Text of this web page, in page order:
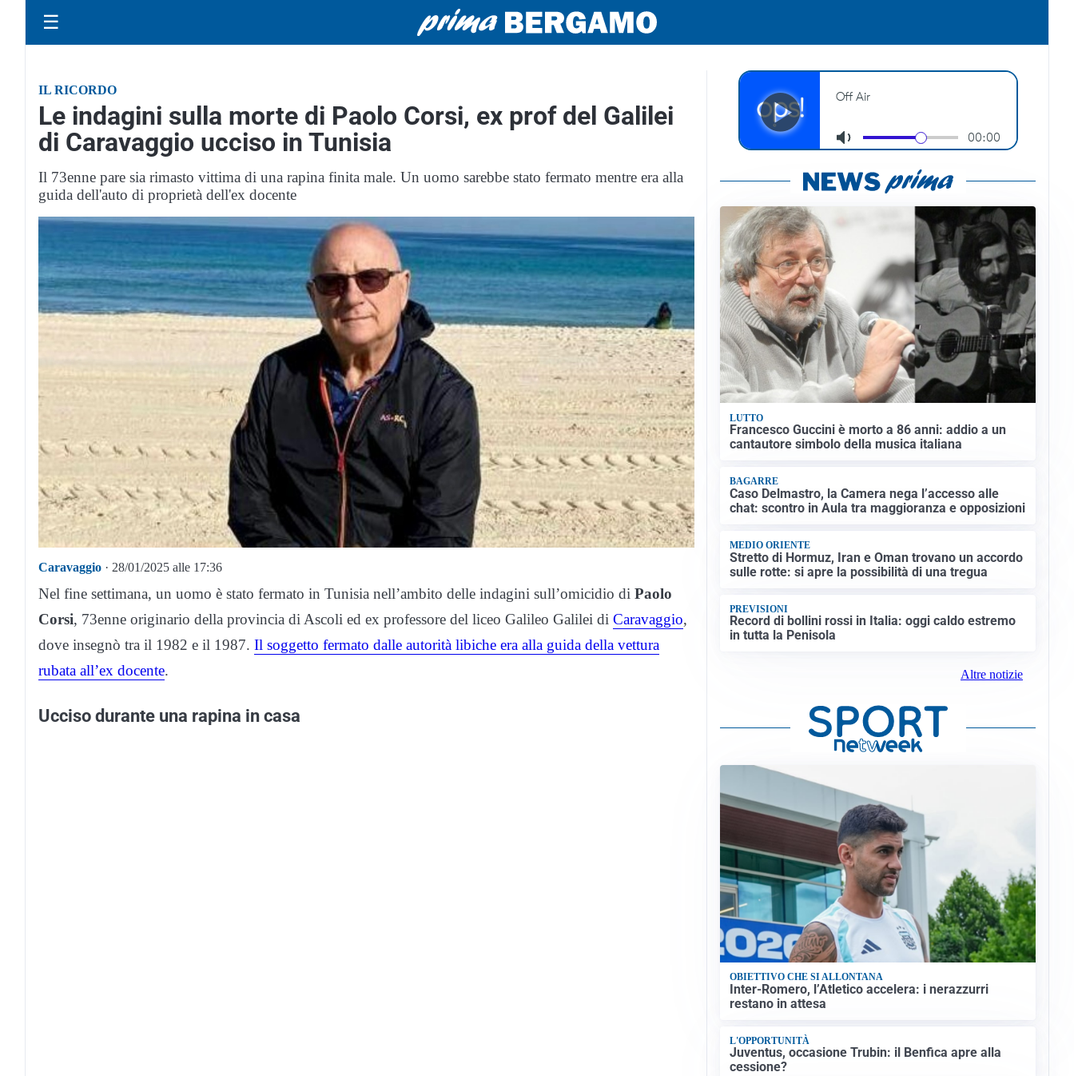
☰
IL RICORDO
Le indagini sulla morte di Paolo Corsi, ex prof del Galilei
di Caravaggio ucciso in Tunisia
Il 73enne pare sia rimasto vittima di una rapina finita male. Un uomo sarebbe stato fermato mentre era alla
guida dell'auto di proprietà dell'ex docente
Caravaggio · 28/01/2025 alle 17:36
Nel fine settimana, un uomo è stato fermato in Tunisia nell’ambito delle indagini sull’omicidio di Paolo
Corsi, 73enne originario della provincia di Ascoli ed ex professore del liceo Galileo Galilei di Caravaggio,
dove insegnò tra il 1982 e il 1987. Il soggetto fermato dalle autorità libiche era alla guida della vettura
rubata all’ex docente.
Ucciso durante una rapina in casa
LUTTO
Francesco Guccini è morto a 86 anni: addio a un
cantautore simbolo della musica italiana
BAGARRE
Caso Delmastro, la Camera nega l’accesso alle
chat: scontro in Aula tra maggioranza e opposizioni
MEDIO ORIENTE
Stretto di Hormuz, Iran e Oman trovano un accordo
sulle rotte: si apre la possibilità di una tregua
PREVISIONI
Record di bollini rossi in Italia: oggi caldo estremo
in tutta la Penisola
Altre notizie
OBIETTIVO CHE SI ALLONTANA
Inter-Romero, l’Atletico accelera: i nerazzurri
restano in attesa
L'OPPORTUNITÀ
Juventus, occasione Trubin: il Benfica apre alla
cessione?